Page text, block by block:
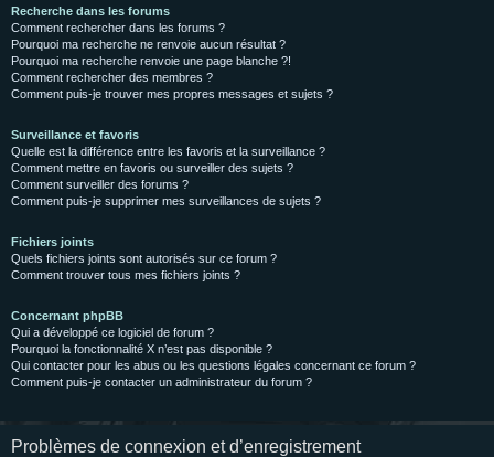
Recherche dans les forums
Comment rechercher dans les forums ?
Pourquoi ma recherche ne renvoie aucun résultat ?
Pourquoi ma recherche renvoie une page blanche ?!
Comment rechercher des membres ?
Comment puis-je trouver mes propres messages et sujets ?
Surveillance et favoris
Quelle est la différence entre les favoris et la surveillance ?
Comment mettre en favoris ou surveiller des sujets ?
Comment surveiller des forums ?
Comment puis-je supprimer mes surveillances de sujets ?
Fichiers joints
Quels fichiers joints sont autorisés sur ce forum ?
Comment trouver tous mes fichiers joints ?
Concernant phpBB
Qui a développé ce logiciel de forum ?
Pourquoi la fonctionnalité X n’est pas disponible ?
Qui contacter pour les abus ou les questions légales concernant ce forum ?
Comment puis-je contacter un administrateur du forum ?
Problèmes de connexion et d’enregistrement